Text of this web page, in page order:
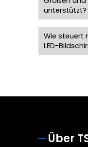
unterstützt?
Wie steuert
LED-
Über